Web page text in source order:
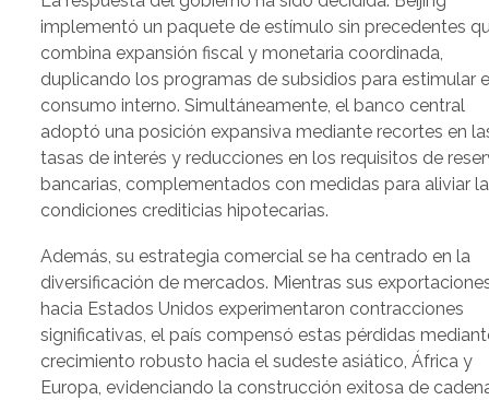
implementó un paquete de estímulo sin precedentes
combina expansión fiscal y monetaria coordinada,
duplicando los programas de subsidios para estimular
consumo interno. Simultáneamente, el banco central
adoptó una posición expansiva mediante recortes en
tasas de interés y reducciones en los requisitos de
bancarias, complementados con medidas para aliviar
condiciones crediticias hipotecarias.
Además, su estrategia comercial se ha centrado en la
diversificación de mercados. Mientras sus
hacia Estados Unidos experimentaron contracciones
significativas, el país compensó estas pérdidas
crecimiento robusto hacia el sudeste asiático, África y
Europa, evidenciando la construcción exitosa de